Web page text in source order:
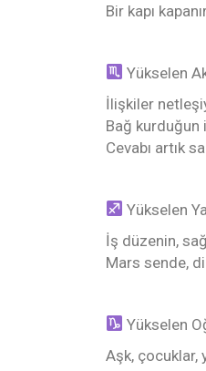
Bir kapı
Yükselen
İlişkiler
Bağ kurduğun
Cevabı artık
Yükselen
İş düzenin,
Mars sende,
Yükselen
Aşk, çocuklar,